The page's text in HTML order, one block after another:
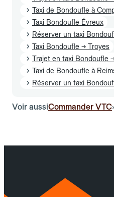
Taxi de Bondoufle à
Taxi Bondoufle Évreux
Réserver un taxi
Taxi Bondoufle → Troyes
Trajet en taxi Bondoufle
Taxi de Bondoufle à
Réserver un taxi
Voir aussiCommander VTC›